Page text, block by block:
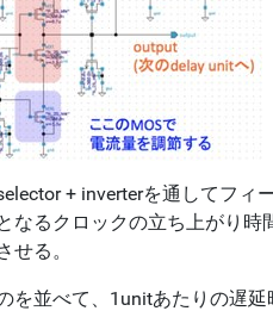
+ inverterを通してフ
なるクロックの立ち上がり
せる。
を並べて、1unitあたりの遅延